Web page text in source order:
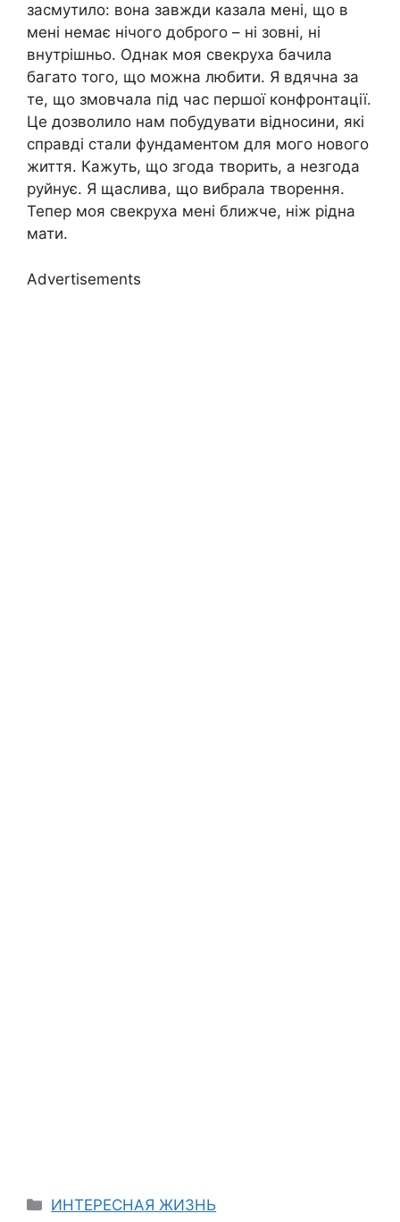
засмутило: вона завжди казала мені, що в
мені немає нічого доброго – ні зовні, ні
внутрішньо. Однак моя свекруха бачила
багато того, що можна любити. Я вдячна за
те, що змовчала під час першої конфронтації.
Це дозволило нам побудувати відносини, які
справді стали фундаментом для мого нового
життя. Кажуть, що згода творить, а незгода
руйнує. Я щаслива, що вибрала творення.
Тепер моя свекруха мені ближче, ніж рідна
мати.
Advertisements
Categories
ИНТЕРЕСНАЯ ЖИЗНЬ